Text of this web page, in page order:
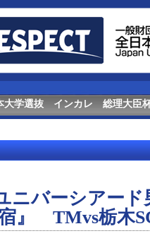
大学選抜 インカレ 総理大臣
ニバーシアー
』 TMvs栃木